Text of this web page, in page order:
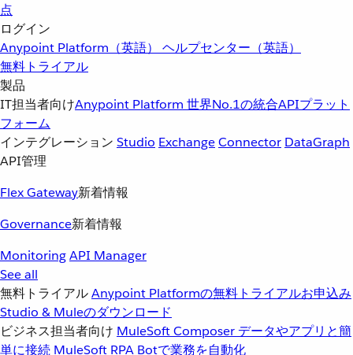
点
ログイン
Anypoint Platform（英語） ヘルプセンター（英語）
無料トライアル
製品
IT担当者向けAnypoint Platform 世界No.1の統合APIプラット
フォーム
インテグレーション Studio ExchangeConnector DataGraph
API管理
Flex Gateway新着情報
Governance新着情報
MonitoringAPI Manager
See all
無料トライアルAnypoint Platformの無料トライアルお申込み
Studio & Muleのダウンロード
ビジネス担当者向け MuleSoft Composer データやアプリと簡
単に接続 MuleSoft RPA Botで業務を自動化